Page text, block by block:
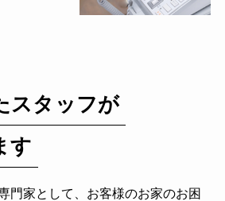
スタッフが
す
門家として、お客様のお家のお困